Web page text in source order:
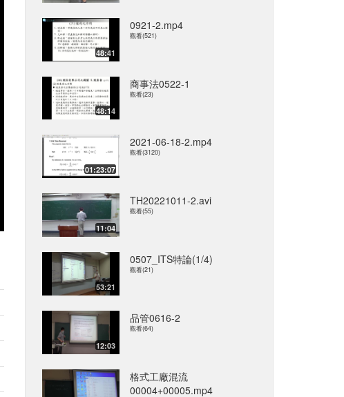
48:41
0921-2.mp4
觀看(521)
48:14
商事法0522-1
觀看(23)
01:23:07
2021-06-18-2.mp4
觀看(3120)
11:04
TH20221011-2.avi
觀看(55)
53:21
0507_ITS特論(1/4)
觀看(21)
12:03
品管0616-2
觀看(64)
格式工廠混流
00004+00005.mp4